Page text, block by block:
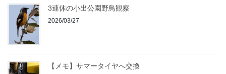
3連休の小出公園野鳥観察
2026/03/27
【メモ】サマータイヤへ交換